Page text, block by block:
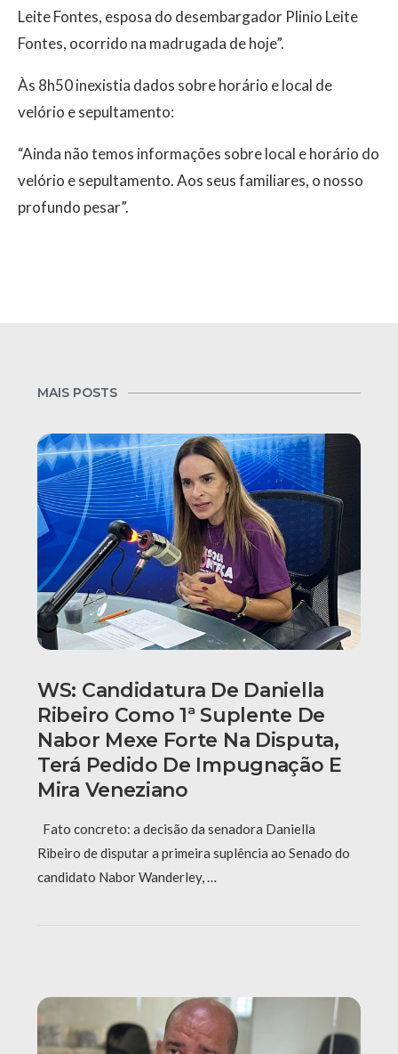
Leite Fontes, esposa do desembargador Plinio Leite
Fontes, ocorrido na madrugada de hoje”.
Às 8h50 inexistia dados sobre horário e local de
velório e sepultamento:
“Ainda não temos informações sobre local e horário do
velório e sepultamento. Aos seus familiares, o nosso
profundo pesar”.
MAIS POSTS
WS: Candidatura De Daniella
Ribeiro Como 1ª Suplente De
Nabor Mexe Forte Na Disputa,
Terá Pedido De Impugnação E
Mira Veneziano
Fato concreto: a decisão da senadora Daniella
Ribeiro de disputar a primeira suplência ao Senado do
candidato Nabor Wanderley, …